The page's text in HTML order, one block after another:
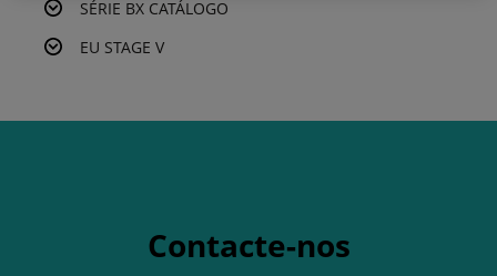
SÉRIE BX CATÁLOGO
EU STAGE V
Contacte-nos